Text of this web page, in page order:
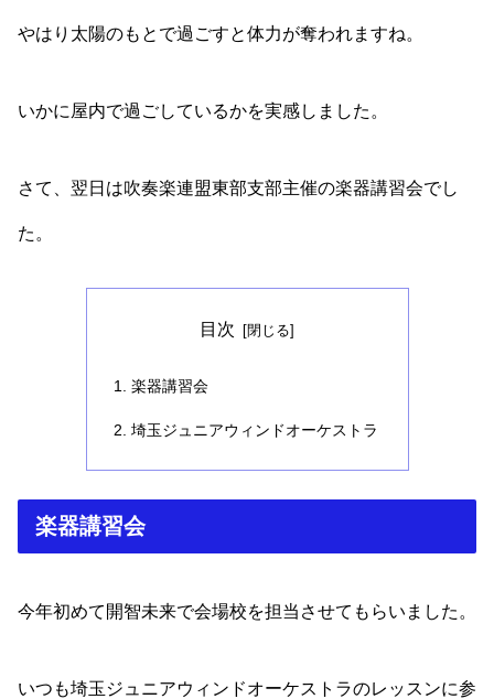
やはり太陽のもとで過ごすと体力が奪われますね。
いかに屋内で過ごしているかを実感しました。
さて、翌日は吹奏楽連盟東部支部主催の楽器講習会でし
た。
目次
楽器講習会
埼玉ジュニアウィンドオーケストラ
楽器講習会
今年初めて開智未来で会場校を担当させてもらいました。
いつも埼玉ジュニアウィンドオーケストラのレッスンに参